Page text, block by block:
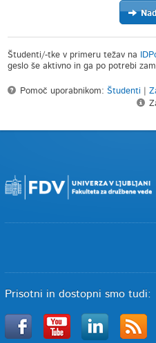
Študenti/-tke v primeru težav na
geslo še aktivno in ga po potrebi
Pomoč uporabnikom:Študenti |
Prisotni in dostopni smo tudi: